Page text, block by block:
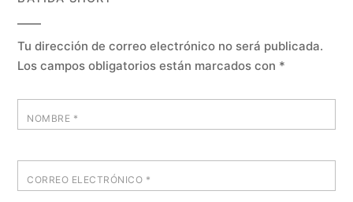
Tu dirección de correo electrónico no será publicada.
Los campos obligatorios están marcados con *
NOMBRE *
CORREO ELECTRÓNICO *